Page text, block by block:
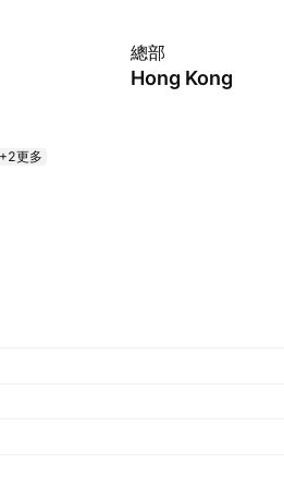
總部
Hong Kong
+2更多